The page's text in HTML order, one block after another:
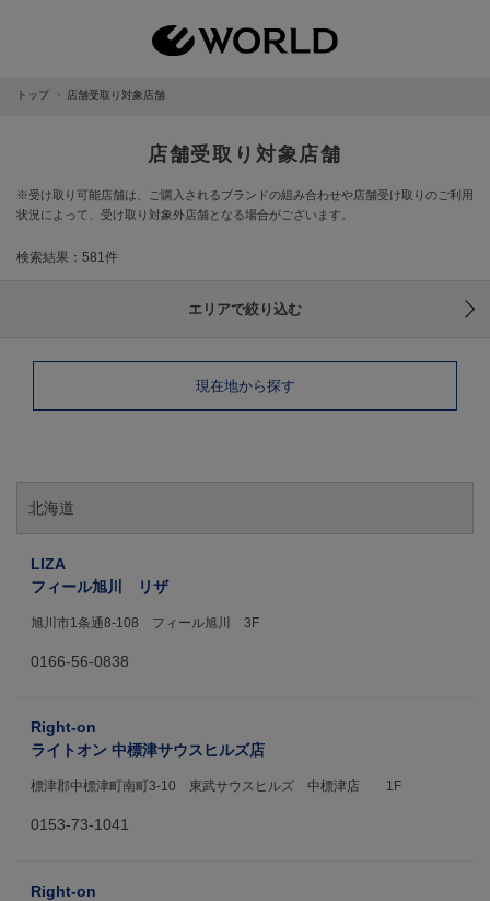
トップ 店舗受取り対象店舗
店舗受取り対象店舗
※受け取り可能店舗は、ご購入されるブランドの組み合わせや店舗受け取りのご利用
状況によって、受け取り対象外店舗となる場合がございます。
検索結果：581件
エリアで絞り込む
現在地から探す
北海道
LIZA
フィール旭川 リザ
旭川市1条通8-108 フィール旭川 3F
0166-56-0838
Right-on
ライトオン 中標津サウスヒルズ店
標津郡中標津町南町3-10 東武サウスヒルズ 中標津店 1F
0153-73-1041
Right-on